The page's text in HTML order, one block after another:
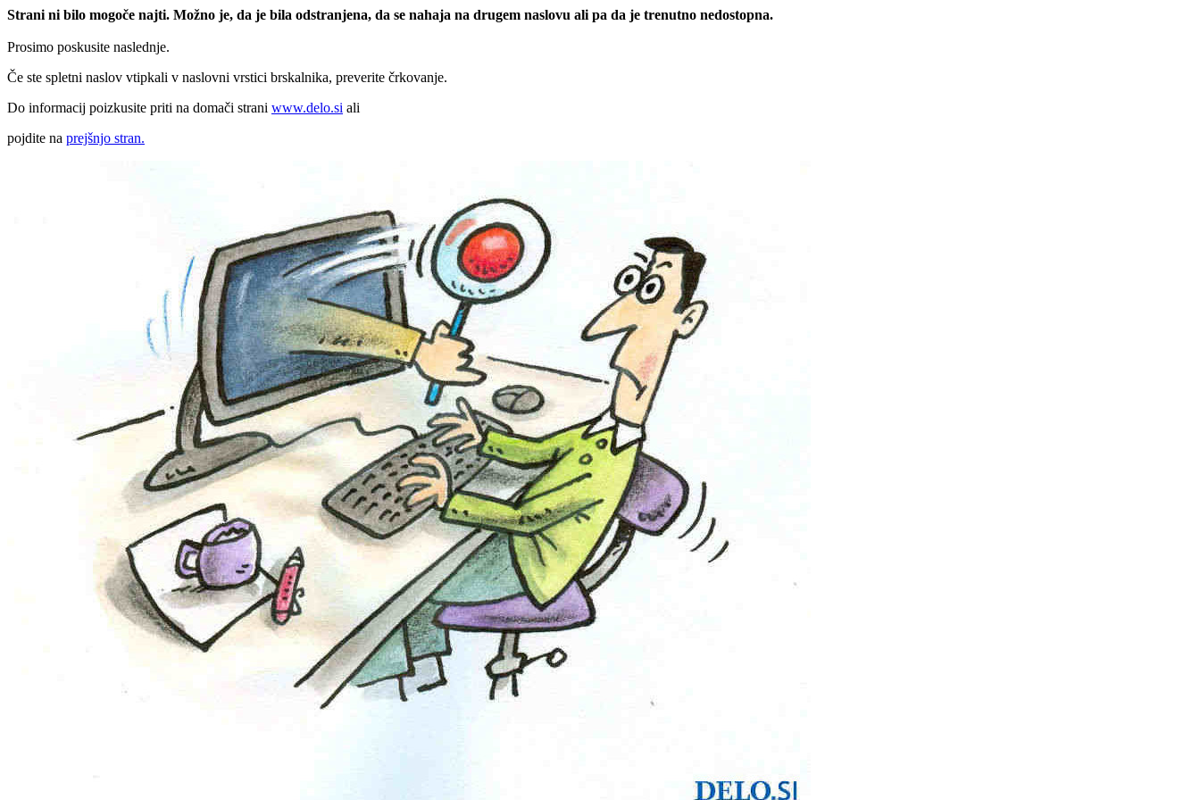
Strani ni bilo mogoče najti. Možno je, da je bila odstranjena, da se nahaja na drugem naslovu ali pa da je trenutno nedostopna.
Prosimo poskusite naslednje.
Če ste spletni naslov vtipkali v naslovni vrstici brskalnika, preverite črkovanje.
Do informacij poizkusite priti na domači strani www.delo.si ali
pojdite na prejšnjo stran.